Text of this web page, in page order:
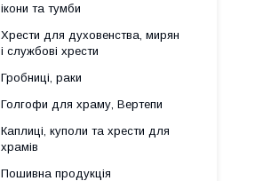
ікони та тумби
Хрести для духовенства, мирян
і службові хрести
Гробниці, раки
Голгофи для храму, Вертепи
Каплиці, куполи та хрести для
храмів
Пошивна продукція